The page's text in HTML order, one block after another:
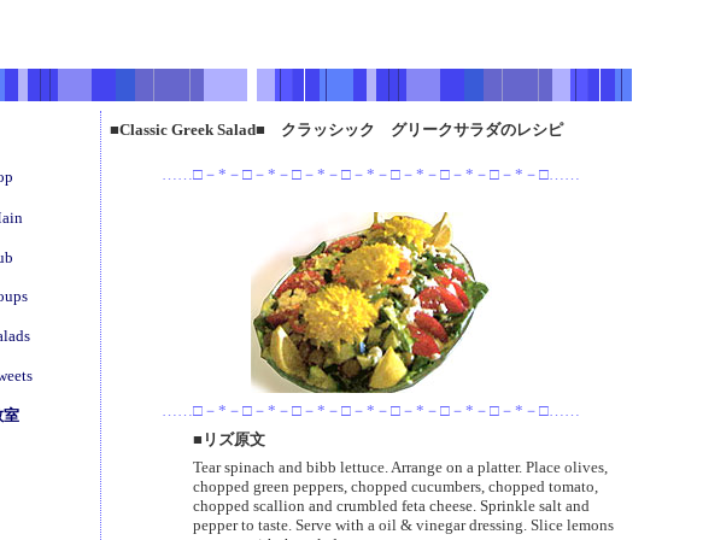
室
■Classic Greek Salad■ クラッシック グリークサラダのレシピ
……□－*－□－*－□－*－□－*－□－*－□－*－□－*－□……
……□－*－□－*－□－*－□－*－□－*－□－*－□－*－□……
■リズ原文
Tear spinach and bibb lettuce. Arrange on a platter. Place olives,
chopped green peppers, chopped cucumbers, chopped tomato,
chopped scallion and crumbled feta cheese. Sprinkle salt and
pepper to taste. Serve with a oil & vinegar dressing. Slice lemons